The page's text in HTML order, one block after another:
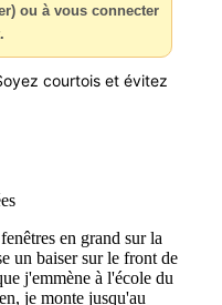
ou à vous connecter
courtois et évitez